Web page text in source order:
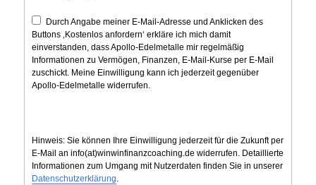
Durch Angabe meiner E-Mail-Adresse und Anklicken des
Buttons ‚Kostenlos anfordern‘ erkläre ich mich damit
einverstanden, dass Apollo-Edelmetalle mir regelmäßig
Informationen zu Vermögen, Finanzen, E-Mail-Kurse per E-Mail
zuschickt. Meine Einwilligung kann ich jederzeit gegenüber
Apollo-Edelmetalle widerrufen.
Hinweis: Sie können Ihre Einwilligung jederzeit für die Zukunft per
E-Mail an info(at)winwinfinanzcoaching.de widerrufen. Detaillierte
Informationen zum Umgang mit Nutzerdaten finden Sie in unserer
Datenschutzerklärung.